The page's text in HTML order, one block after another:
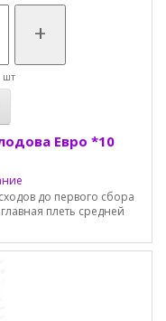
+
шт
Евро *10
до первого сбора
плеть средней